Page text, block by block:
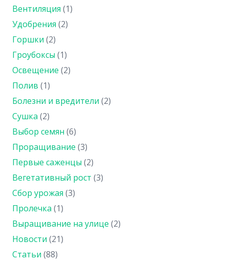
Вентиляция (1)
Удобрения (2)
Горшки (2)
Гроубоксы (1)
Освещение (2)
Полив (1)
Болезни и вредители (2)
Сушка (2)
Выбор семян (6)
Проращивание (3)
Первые саженцы (2)
Вегетативный рост (3)
Сбор урожая (3)
Пролечка (1)
Выращивание на улице (2)
Новости (21)
Статьи (88)